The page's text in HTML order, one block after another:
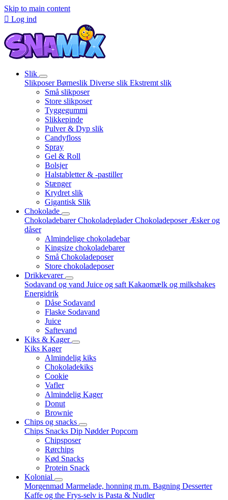
Skip to main content
 Log ind
Slik
SlikposerBørneslik Diverse slik Ekstremt slik
Små slikposer
Store slikposer
Tyggegummi
Slikkepinde
Pulver & Dyp slik
Candyfloss
Spray
Gel & Roll
Bolsjer
Halstabletter & -pastiller
Stænger
Krydret slik
Gigantisk Slik
Chokolade
ChokoladebarerChokoladepladerChokoladeposer Æsker og
dåser
Almindelige chokoladebar
Kingsize chokoladebarer
Små Chokoladeposer
Store chokoladeposer
Drikkevarer
Sodavand og vand Juice og saft Kakaomælk og milkshakes
Energidrik
Dåse Sodavand
Flaske Sodavand
Juice
Saftevand
Kiks & Kager
Kiks Kager
Almindelig kiks
Chokoladekiks
Cookie
Vafler
Almindelig Kager
Donut
Brownie
Chips og snacks
Chips Snacks Dip NødderPopcorn
Chipsposer
Rørchips
Kød Snacks
Protein Snack
Kolonial
Morgenmad Marmelade, honning m.m. Bagning Desserter
Kaffe og the Frys-selv is Pasta & Nudler